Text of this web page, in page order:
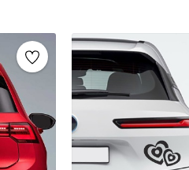
şekilde tasarlanır ve çeşitli hava
daha özgün hale getirme fırsatı sunar.
mesajlar veya dekoratif tasarımlar gibi
Araç stickerları, uygulama kolaylığı ve
malzemeler kullanılarak üretilen bu
Ayrıca, araç stickerları genellikle suya,
böylece uzun süre taze kalır ve etkili bir
amaçlarla kullanılabilecek araç stickerları,